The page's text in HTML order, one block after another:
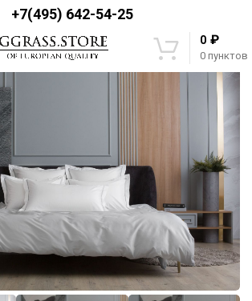
+7(495) 642-54-25
0 пунктов
0 ₽